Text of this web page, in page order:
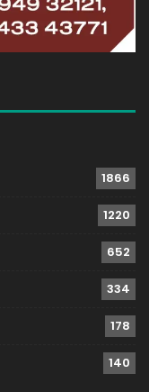
1866
1220
652
334
178
140